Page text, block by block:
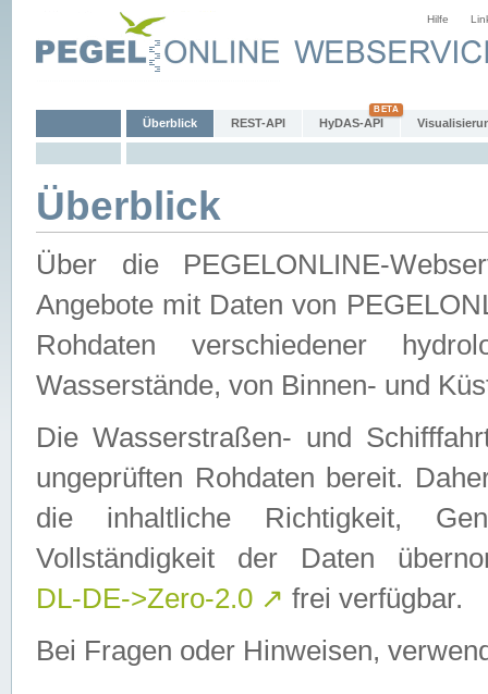
Hilfe
Überblick REST-API HyDAS-API
Überblick
Über die PEGELONLINE-
Angebote mit Daten von
Rohdaten verschiedener
Wasserstände, von Binnen- und
Die Wasserstraßen- und
ungeprüften Rohdaten bereit.
die inhaltliche Richtigkeit,
Vollständigkeit der Daten
DL-DE->Zero-2.0 ↗ frei verfügbar.
Bei Fragen oder Hinweisen,